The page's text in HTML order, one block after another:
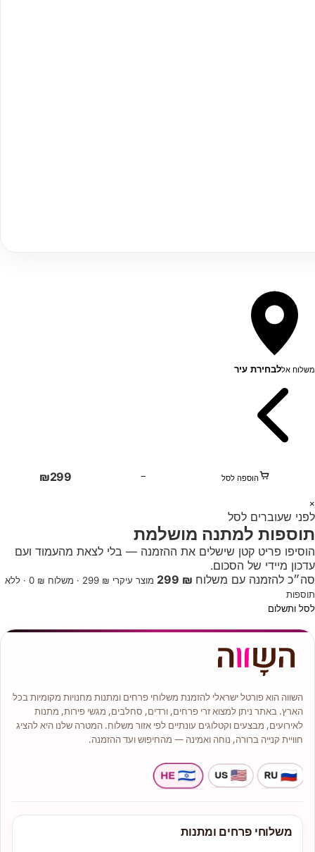
משלוח אללבחירת עיר
₪299 − הוספה לסל
×
לפני שעוברים לסל
תוספות למתנה מושלמת
הוסיפו פריט קטן שישלים את ההזמנה — בלי לצאת מהעמוד ועם
עדכון מיידי של הסכום.
סה״כ להזמנה עם משלוח ₪ 299
מוצר עיקרי ₪ 299 · משלוח ₪ 0 · ללא
תוספות
לסל ותשלום
השווה הוא פורטל ישראלי להזמנת משלוחי פרחים ומתנות מחנויות מקומיות בכל
הארץ. באתר ניתן למצוא זרי פרחים, ורדים, סחלבים, מגשי פירות, מתנות
לאירועים, מבצעים וקטלוגים עונתיים לפי אזור משלוח. המטרה שלנו היא להציג
חוויית קנייה ברורה, נוחה ואמינה — מהחיפוש ועד ההזמנה.
משלוחי פרחים ומתנות